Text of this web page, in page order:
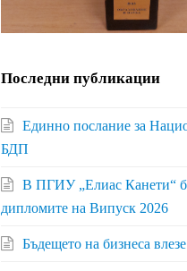
Последни публикации
Единно послание за
БДП
В ПГИУ „Елиас Канети“
дипломите на Випуск 2026
Бъдещето на бизнеса